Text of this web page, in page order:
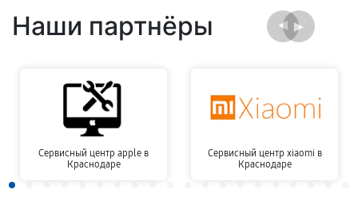
Наши партнёры
Сервисный центр apple в
Краснодаре
Сервисный центр xiaomi в
Краснодаре